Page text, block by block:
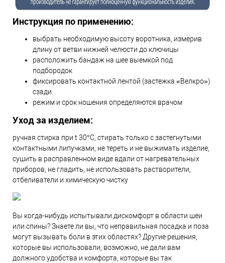
Инструкция по применению:
выбрать необходимую высоту воротника, измерив
длину от ветви нижней челюсти до ключицы
расположить бандаж на шее выемкой под
подбородок
фиксировать контактной лентой (застежка «Велкро»)
сзади
режим и срок ношения определяются врачом
Уход за изделием:
ручная стирка при t 30°С, стирать только с застегнутыми
контактными липучками, не тереть и не выжимать изделие,
сушить в расправленном виде вдали от нагревательных
приборов, не гладить, не использовать растворители,
отбеливатели и химическую чистку
Вы когда-нибудь испытывали дискомфорт в области шеи
или спины? Знаете ли вы, что неправильная посадка и поза
могут вызывать боли в этих областях? Другие решения,
которые вы использовали, возможно, не дали вам
должного удобства и комфорта, которые вы так